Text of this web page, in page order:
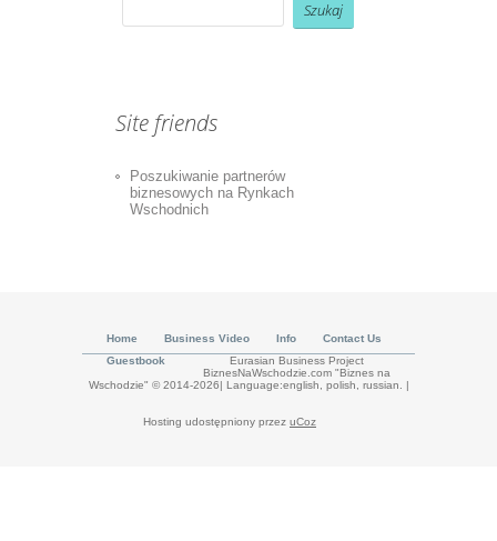
Site friends
Poszukiwanie partnerów
biznesowych na Rynkach
Wschodnich
Home Business Video Info
Contact Us
Guestbook
Eurasian Business Project
BiznesNaWschodzie.com "Biznes na
Wschodzie" © 2014-2026| Language:english, polish, russian. |
Hosting udostępniony przez uCoz